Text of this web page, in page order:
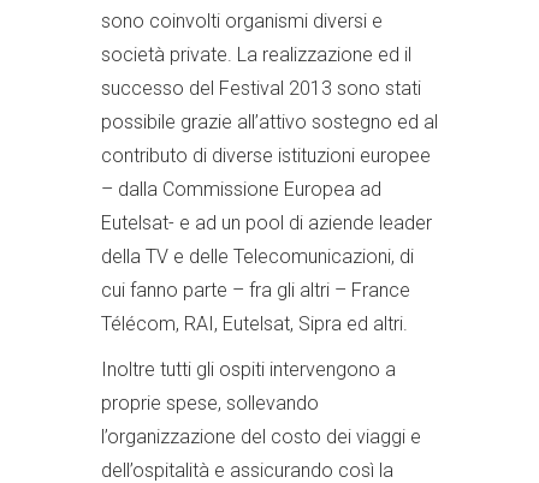
sono coinvolti organismi diversi e
società private. La realizzazione ed il
successo del Festival 2013 sono stati
possibile grazie all’attivo sostegno ed al
contributo di diverse istituzioni europee
– dalla Commissione Europea ad
Eutelsat- e ad un pool di aziende leader
della TV e delle Telecomunicazioni, di
cui fanno parte – fra gli altri – France
Télécom, RAI, Eutelsat, Sipra ed altri.
Inoltre tutti gli ospiti intervengono a
proprie spese, sollevando
l’organizzazione del costo dei viaggi e
dell’ospitalità e assicurando così la